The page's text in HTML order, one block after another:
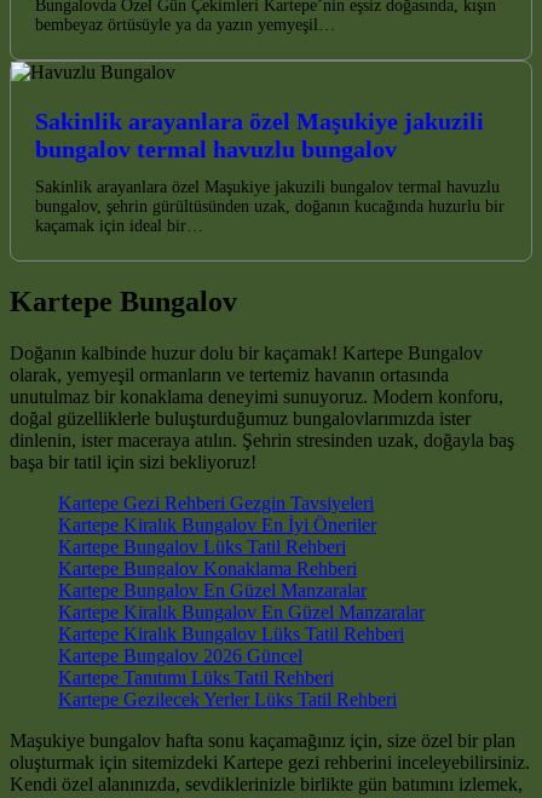
Bungalovda Özel Gün Çekimleri Kartepe’nin eşsiz doğasında, kışın
bembeyaz örtüsüyle ya da yazın yemyeşil…
Sakinlik arayanlara özel Maşukiye jakuzili
bungalov termal havuzlu bungalov
Sakinlik arayanlara özel Maşukiye jakuzili bungalov termal havuzlu
bungalov, şehrin gürültüsünden uzak, doğanın kucağında huzurlu bir
kaçamak için ideal bir…
Kartepe Bungalov
Doğanın kalbinde huzur dolu bir kaçamak! Kartepe Bungalov
olarak, yemyeşil ormanların ve tertemiz havanın ortasında
unutulmaz bir konaklama deneyimi sunuyoruz. Modern konforu,
doğal güzelliklerle buluşturduğumuz bungalovlarımızda ister
dinlenin, ister maceraya atılın. Şehrin stresinden uzak, doğayla baş
başa bir tatil için sizi bekliyoruz!
Kartepe Gezi Rehberi Gezgin Tavsiyeleri
Kartepe Kiralık Bungalov En İyi Öneriler
Kartepe Bungalov Lüks Tatil Rehberi
Kartepe Bungalov Konaklama Rehberi
Kartepe Bungalov En Güzel Manzaralar
Kartepe Kiralık Bungalov En Güzel Manzaralar
Kartepe Kiralık Bungalov Lüks Tatil Rehberi
Kartepe Bungalov 2026 Güncel
Kartepe Tanıtımı Lüks Tatil Rehberi
Kartepe Gezilecek Yerler Lüks Tatil Rehberi
Maşukiye bungalov hafta sonu kaçamağınız için, size özel bir plan
oluşturmak için sitemizdeki Kartepe gezi rehberini inceleyebilirsiniz.
Kendi özel alanınızda, sevdiklerinizle birlikte gün batımını izlemek,